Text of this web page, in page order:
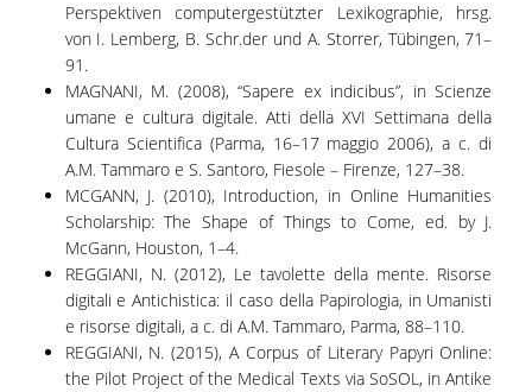
Perspektiven computergestützter Lexikographie, hrsg.
von I. Lemberg, B. Schr.der und A. Storrer, Tübingen, 71–
91.
MAGNANI, M. (2008), “Sapere ex indicibus”, in Scienze
umane e cultura digitale. Atti della XVI Settimana della
Cultura Scientifica (Parma, 16–17 maggio 2006), a c. di
A.M. Tammaro e S. Santoro, Fiesole – Firenze, 127–38.
MCGANN, J. (2010), Introduction, in Online Humanities
Scholarship: The Shape of Things to Come, ed. by J.
McGann, Houston, 1–4.
REGGIANI, N. (2012), Le tavolette della mente. Risorse
digitali e Antichistica: il caso della Papirologia, in Umanisti
e risorse digitali, a c. di A.M. Tammaro, Parma, 88–110.
REGGIANI, N. (2015), A Corpus of Literary Papyri Online:
the Pilot Project of the Medical Texts via SoSOL, in Antike